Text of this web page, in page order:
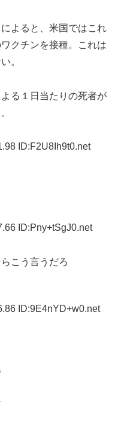
よると、米国ではこれ
クチンを接種。これは
。
る１日当たりの死者が
ID:F2U8Ih9t0.net
ID:Pny+tSgJ0.net
こう言うだろ
ID:9E4nYD+w0.net